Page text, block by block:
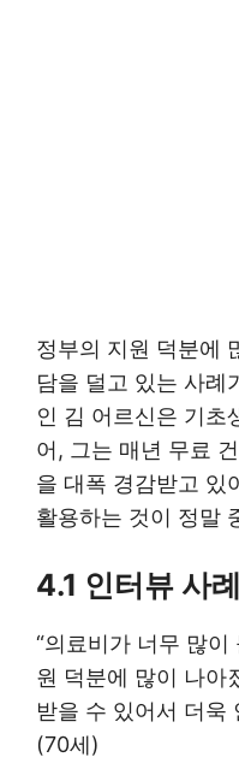
정부의 지원 덕분에
담을 덜고 있는 사례
인 김 어르신은 기초
어, 그는 매년 무료
을 대폭 경감받고 있
활용하는 것이 정말
4.1 인터뷰 사례
“의료비가 너무 많이
원 덕분에 많이 나아
받을 수 있어서 더욱
(70세)